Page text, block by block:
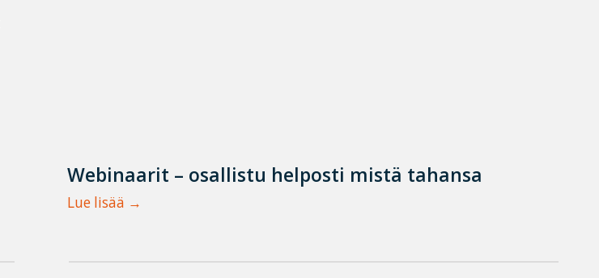
Webinaarit – osallistu helposti mistä tahansa
Lue lisää